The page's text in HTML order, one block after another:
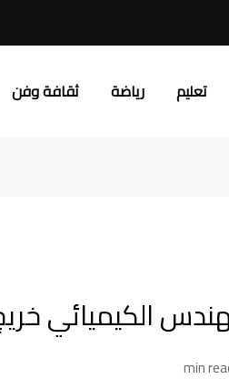
تعليم رياضة ثقافة وفن
الكيميائي